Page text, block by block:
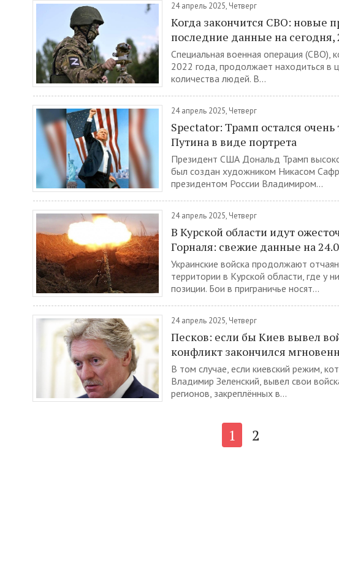
24 апрель 2025, Четверг
Когда закончится СВО: новые
последние данные на сегодня,
Специальная военная операция (СВО),
2022 года, продолжает находиться в
количества людей. В...
24 апрель 2025, Четверг
Spectator: Трамп остался
Путина в виде портрета
Президент США Дональд Трамп
был создан художником Никасом
президентом России Владимиром...
24 апрель 2025, Четверг
В Курской области идут
Горналя: свежие данные на
Украинские войска продолжают
территории в Курской области, где у
позиции. Бои в приграничье носят...
24 апрель 2025, Четверг
Песков: если бы Киев вывел
конфликт закончился
В том случае, если киевский режим,
Владимир Зеленский, вывел свои
регионов, закреплённых в...
1 2